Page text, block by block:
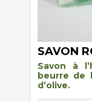
SAVON
Savon à
beurre de
d’olive.